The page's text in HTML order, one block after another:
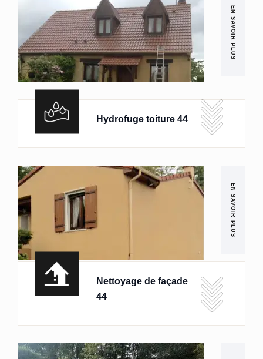
EN SAVOIR PLUS
Hydrofuge toiture 44
EN SAVOIR PLUS
Nettoyage de façade
44